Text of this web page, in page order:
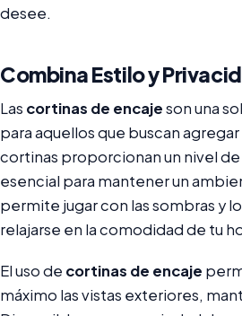
desee.
Combina Estilo y
Las cortinas de encajeson una
para aquellos que buscan
cortinas proporcionan un nivel de
esencial para mantener un
permite jugar con las sombras y
relajarse en la comodidad de tu
El uso de cortinas de encaje
máximo las vistas exteriores,